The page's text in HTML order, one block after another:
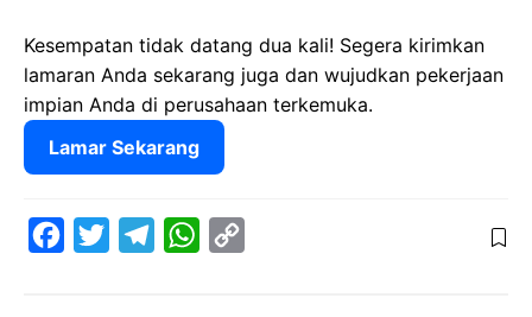
Kesempatan tidak datang dua kali! Segera kirimkan
lamaran Anda sekarang juga dan wujudkan pekerjaan
impian Anda di perusahaan terkemuka.
Lamar Sekarang
W